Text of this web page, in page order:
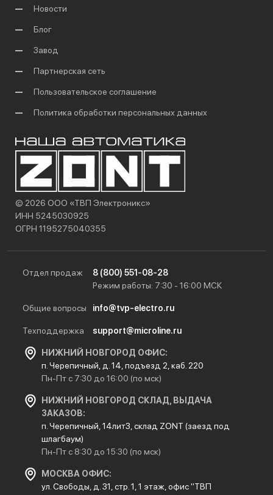
Новости
Блог
Завод
Партнерская сеть
Пользовательское соглашение
Политика обработки персональных данных
© 2026 ООО «ТВП Электроникс»
ИНН 5245030925
ОГРН 1195275040355
Отдел продаж
8 (800) 551-08-28
Режим работы: 7:30 - 16:00 МСК
Общие вопросы info@tvp-electro.ru
Техподдержка support@microline.ru
НИЖНИЙ НОВГОРОД ОФИС:
п. Черепичный, д. 14, подъезд 2, каб. 220
Пн-Пт с 7:30 до 16:00 (по мск)
НИЖНИЙ НОВГОРОД СКЛАД, ВЫДАЧА
ЗАКАЗОВ:
п. Черепичный, 14лит3, склад ZONT (заезд под
шлагбаум)
Пн-Пт с 8:30 до 15:30 (по мск)
МОСКВА ОФИС:
ул. Свободы, д. 31, стр. 1, 1 этаж, офис "ТВП